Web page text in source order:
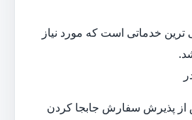
ترین خدماتی است که مورد نیاز
پذیرش سفارش جابجا کردن